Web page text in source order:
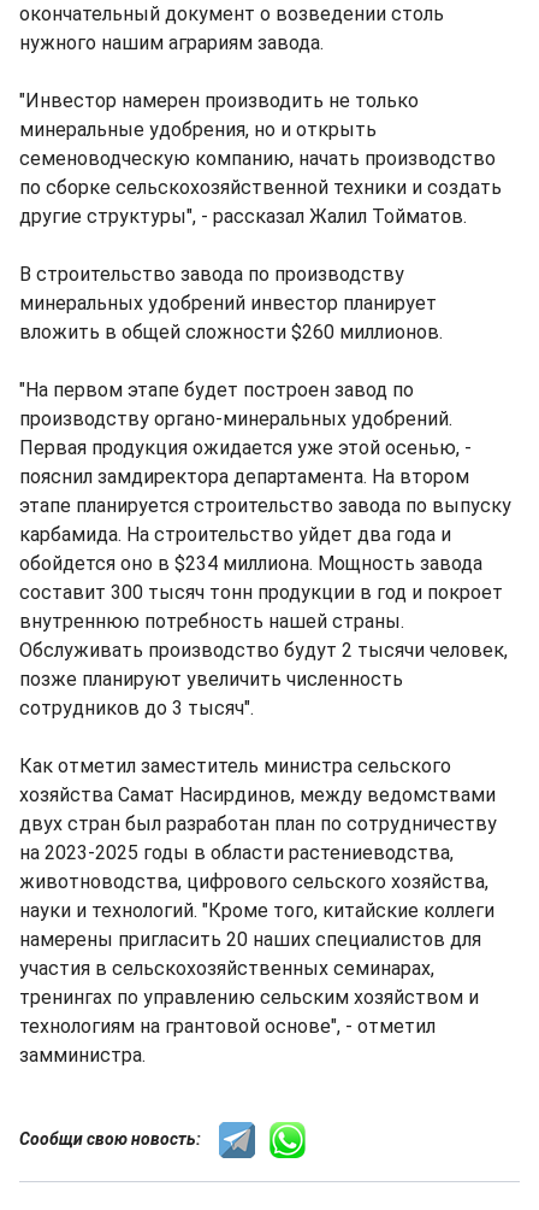
окончательный документ о возведении столь
нужного нашим аграриям завода.
"Инвестор намерен производить не только
минеральные удобрения, но и открыть
семеноводческую компанию, начать производство
по сборке сельскохозяйственной техники и создать
другие структуры", - рассказал Жалил Тойматов.
В строительство завода по производству
минеральных удобрений инвестор планирует
вложить в общей сложности $260 миллионов.
"На первом этапе будет построен завод по
производству органо-минеральных удобрений.
Первая продукция ожидается уже этой осенью, -
пояснил замдиректора департамента. На втором
этапе планируется строительство завода по выпуску
карбамида. На строительство уйдет два года и
обойдется оно в $234 миллиона. Мощность завода
составит 300 тысяч тонн продукции в год и покроет
внутреннюю потребность нашей страны.
Обслуживать производство будут 2 тысячи человек,
позже планируют увеличить численность
сотрудников до 3 тысяч".
Как отметил заместитель министра сельского
хозяйства Самат Насирдинов, между ведомствами
двух стран был разработан план по сотрудничеству
на 2023-2025 годы в области растениеводства,
животноводства, цифрового сельского хозяйства,
науки и технологий. "Кроме того, китайские коллеги
намерены пригласить 20 наших специалистов для
участия в сельскохозяйственных семинарах,
тренингах по управлению сельским хозяйством и
технологиям на грантовой основе", - отметил
замминистра.
Сообщи свою новость: